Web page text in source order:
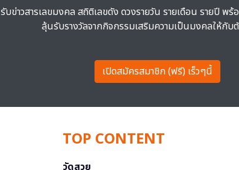
รับข่าวสารเลขมงคล สถิติเลขดัง ดวงรายวัน รายเดือน รายปี พร้
ลุ้นรับรางวัลจากกิจกรรมเสริมความเป็นมงคลให้กับ
เปิดสมัครสมาชิก (ฟรี) เร็วๆนี้
TOP CONTENT
วัดสวย